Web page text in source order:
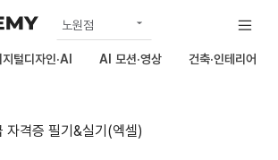
노원점
공식
지털디자인·AI AI 모션·영상 건축·인테리어
자격증 필기&실기(엑셀)